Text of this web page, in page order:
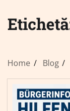
Home Blog